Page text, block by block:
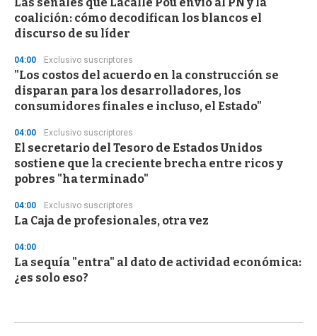
Las señales que Lacalle Pou envió al PN y la
coalición: cómo decodifican los blancos el
discurso de su líder
04:00 Exclusivo suscriptores
"Los costos del acuerdo en la construcción se
disparan para los desarrolladores, los
consumidores finales e incluso, el Estado"
04:00 Exclusivo suscriptores
El secretario del Tesoro de Estados Unidos
sostiene que la creciente brecha entre ricos y
pobres "ha terminado"
04:00 Exclusivo suscriptores
La Caja de profesionales, otra vez
04:00
La sequía "entra" al dato de actividad económica:
¿es solo eso?